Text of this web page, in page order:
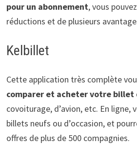
pour un abonnement, vous
réductions et de plusieurs
Kelbillet
Cette application très complète
comparer et acheter votre billet
covoiturage, d’avion, etc. En ligne,
billets neufs ou d’occasion, et
offres de plus de 500 compagnies.